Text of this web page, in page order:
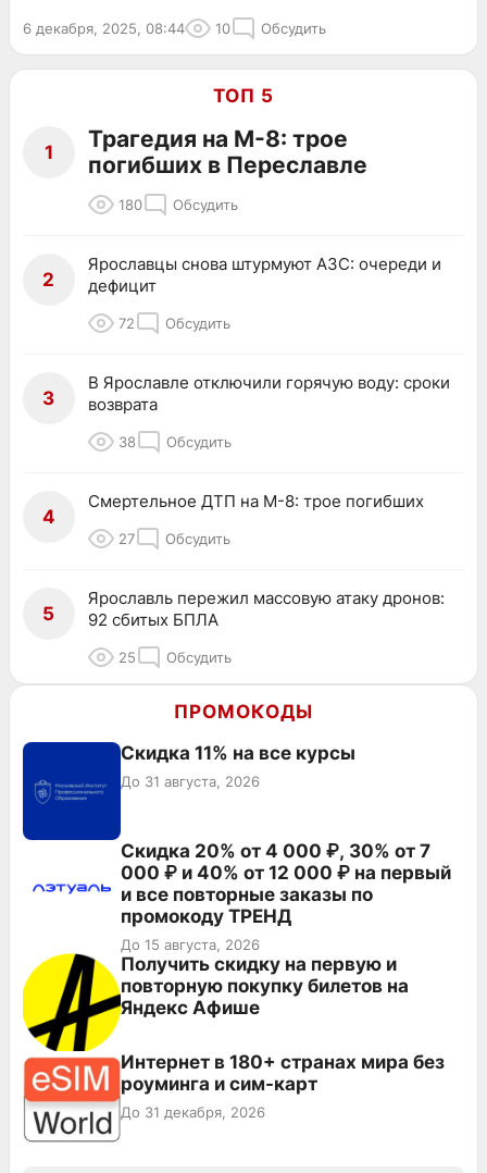
6 декабря, 2025, 08:44 10 Обсудить
ТОП 5
1
Трагедия на М-8: трое
погибших в Переславле
180 Обсудить
2
Ярославцы снова штурмуют АЗС: очереди и
дефицит
72 Обсудить
3
В Ярославле отключили горячую воду: сроки
возврата
38 Обсудить
4
Смертельное ДТП на М-8: трое погибших
27 Обсудить
5
Ярославль пережил массовую атаку дронов:
92 сбитых БПЛА
25 Обсудить
ПРОМОКОДЫ
Скидка 11% на все курсы
До 31 августа, 2026
Скидка 20% от 4 000 ₽, 30% от 7
000 ₽ и 40% от 12 000 ₽ на первый
и все повторные заказы по
промокоду ТРЕНД
До 15 августа, 2026
Получить скидку на первую и
повторную покупку билетов на
Яндекс Афише
Интернет в 180+ странах мира без
роуминга и сим-карт
До 31 декабря, 2026